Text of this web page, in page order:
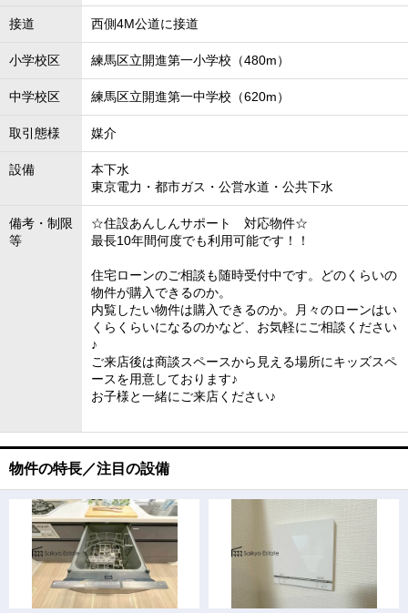
接道 西側4M公道に接道
小学校区 練馬区立開進第一小学校（480m）
中学校区 練馬区立開進第一中学校（620m）
取引態様 媒介
設備
本下水
東京電力・都市ガス・公営水道・公共下水
備考・制限
等
☆住設あんしんサポート 対応物件☆
最長10年間何度でも利用可能です！！
住宅ローンのご相談も随時受付中です。どのくらいの
物件が購入できるのか。
内覧したい物件は購入できるのか。月々のローンはい
くらくらいになるのかなど、お気軽にご相談ください
♪
ご来店後は商談スペースから見える場所にキッズスペ
ースを用意しております♪
お子様と一緒にご来店ください♪
物件の特長／注目の設備